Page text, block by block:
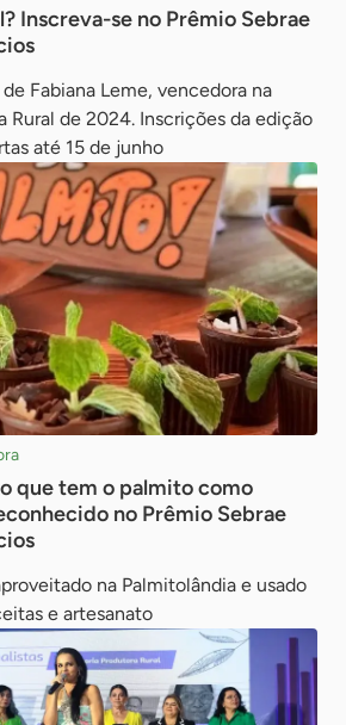
Inscreva-se no Prêmio Sebrae
Fabiana Leme, vencedora na
Rural de 2024. Inscrições da edição
até 15 de junho
que tem o palmito como
no Prêmio Sebrae
na Palmitolândia e usado
e artesanato